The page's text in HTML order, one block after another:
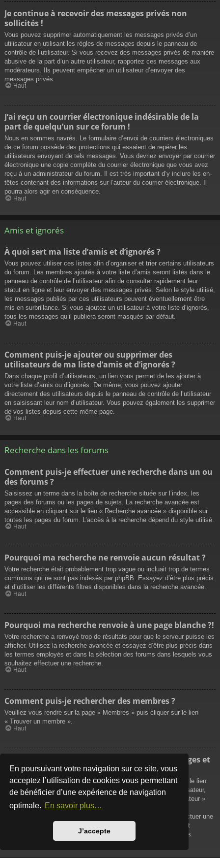
En poursuivant votre navigation sur ce site, vous
acceptez l’utilisation de cookies vous permettant
de bénéficier d’une expérience de navigation
optimale. En savoir plus…
J’accepte
Je continue à recevoir des messages privés non
sollicités !
Vous pouvez supprimer automatiquement les messages privés d’un
utilisateur en utilisant les règles de messages depuis le panneau de
contrôle de l’utilisateur. Si vous recevez des messages privés de manière
abusive de la part d’un autre utilisateur, rapportez ces messages aux
modérateurs. Ils peuvent empêcher un utilisateur d’envoyer des
messages privés.
Haut
J’ai reçu un courrier électronique indésirable de la
part de quelqu’un sur ce forum !
Nous en sommes navrés. Le formulaire d’envoi de courriers électroniques
de ce forum possède des protections qui essaient de repérer les
utilisateurs envoyant de tels messages. Vous devriez envoyer par courrier
électronique une copie complète du courrier électronique que vous avez
reçu à un administrateur du forum. Il est très important d’y inclure les en-
têtes contenant des informations sur l’auteur du courrier électronique. Il
pourra alors agir en conséquence.
Haut
Amis et ignorés
À quoi sert ma liste d’amis et d’ignorés ?
Vous pouvez utiliser ces listes afin d’organiser et trier certains utilisateurs
du forum. Les membres ajoutés à votre liste d’amis seront listés dans le
panneau de contrôle de l’utilisateur afin de consulter rapidement leur
statut en ligne et leur envoyer des messages privés. Selon le style utilisé,
les messages publiés par ces utilisateurs peuvent éventuellement être
mis en surbrillance. Si vous ajoutez un utilisateur à votre liste d’ignorés,
tous les messages qu’il publiera seront masqués par défaut.
Haut
Comment puis-je ajouter ou supprimer des
utilisateurs de ma liste d’amis et d’ignorés ?
Dans chaque profil d’utilisateurs, un lien vous permet de les ajouter à
votre liste d’amis ou d’ignorés. De même, vous pouvez ajouter
directement des utilisateurs depuis le panneau de contrôle de l’utilisateur
en saisissant leur nom d’utilisateur. Vous pouvez également les supprimer
de vos listes depuis cette même page.
Haut
Recherche dans les forums
Comment puis-je effectuer une recherche dans un ou
des forums ?
Saisissez un terme dans la boîte de recherche située sur l’index, les
pages des forums ou les pages de sujets. La recherche avancée est
accessible en cliquant sur le lien « Recherche avancée » disponible sur
toutes les pages du forum. L’accès à la recherche dépend du style utilisé.
Haut
Pourquoi ma recherche ne renvoie aucun résultat ?
Votre recherche était probablement trop vague ou incluait trop de termes
communs qui ne sont pas indexés par phpBB. Essayez d’être plus précis
et d’utiliser les différents filtres disponibles dans la recherche avancée.
Haut
Pourquoi ma recherche renvoie à une page blanche ?!
Votre recherche a renvoyé trop de résultats pour que le serveur puisse les
afficher. Utilisez la recherche avancée et essayez d’être plus précis dans
les termes employés et dans la sélection des forums dans lesquels vous
souhaitez effectuer une recherche.
Haut
Comment puis-je rechercher des membres ?
Veuillez vous rendre sur la page « Membres » puis cliquer sur le lien
« Trouver un membre ».
Haut
Comment puis-je retrouver mes propres messages et
sujets ?
Vos propres messages peuvent être affichés soit en cliquant sur le lien
« Afficher vos messages » dans le panneau de contrôle de l’utilisateur,
soit en cliquant sur le lien « Rechercher les messages de l’utilisateur »
sur la page de votre propre profil ou soit en cliquant sur le menu
« Raccourcis » situé sur la partie supérieure du forum. Pour effectuer une
recherche de vos propres sujets, utilisez la recherche avancée et
remplissez convenablement les options qui vous sont disponibles.